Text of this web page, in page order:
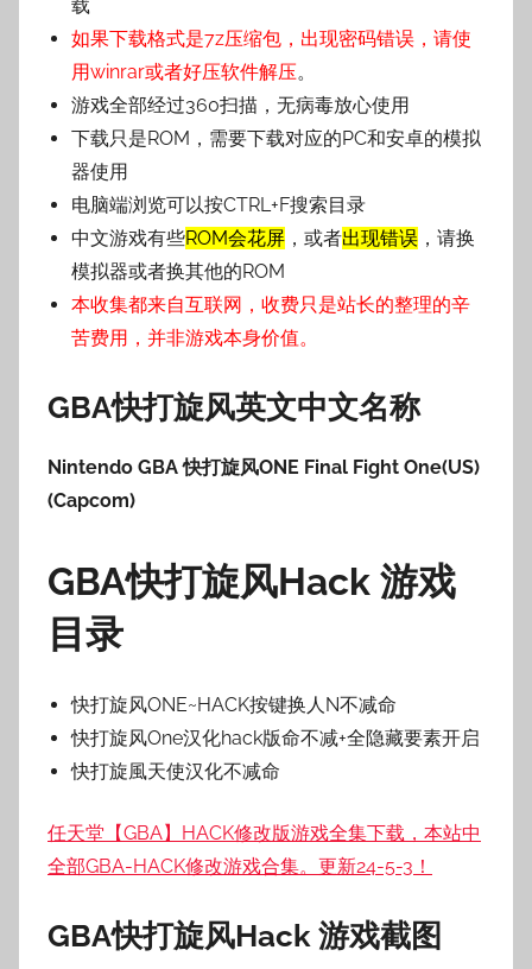
载
如果下载格式是7z压缩包，出现密码错误，请使
用winrar或者好压软件解压。
游戏全部经过360扫描，无病毒放心使用
下载只是ROM，需要下载对应的PC和安卓的模拟
器使用
电脑端浏览可以按CTRL+F搜索目录
中文游戏有些ROM会花屏 ，或者出现错误 ，请换
模拟器或者换其他的ROM
本收集都来自互联网，收费只是站长的整理的辛
苦费用，并非游戏本身价值。
GBA快打旋风英文中文名称
Nintendo GBA 快打旋风ONE Final Fight One(US)
(Capcom)
GBA快打旋风Hack 游戏
目录
快打旋风ONE~HACK按键换人N不减命
快打旋风One汉化hack版命不减+全隐藏要素开启
快打旋風天使汉化不减命
任天堂【GBA】HACK修改版游戏全集下载，本站中
全部GBA-HACK修改游戏合集。更新24-5-3！
GBA快打旋风Hack 游戏截图